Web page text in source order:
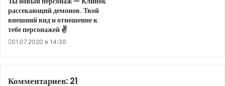
рассекающий демонов. Твой
внешний вид и отношение к
тебе персонажей ✌️
01.07.2020 в 14:30
Комментариев: 21